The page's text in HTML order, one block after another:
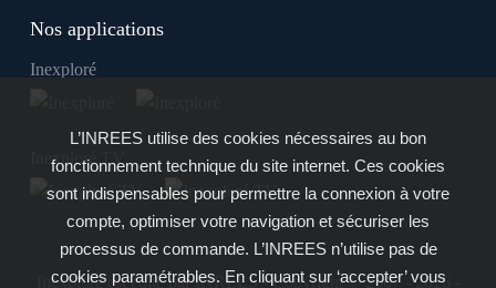
Nos applications
Inexploré
Inexploré TV
Inexploré est édité par INREES - Copyright © 2007 - 2026 -
L’INREES utilise des cookies nécessaires au bon
fonctionnement technique du site internet. Ces cookies
sont indispensables pour permettre la connexion à votre
compte, optimiser votre navigation et sécuriser les
processus de commande. L’INREES n’utilise pas de
cookies paramétrables. En cliquant sur ‘accepter’ vous